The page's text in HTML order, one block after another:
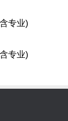
专业)
专业)